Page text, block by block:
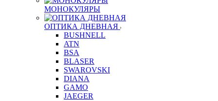
МОНОКУЛЯРЫ
ОПТИКА ДНЕВНАЯ
BUSHNELL
ATN
BSA
BLASER
SWAROVSKI
DIANA
GAMO
JAEGER